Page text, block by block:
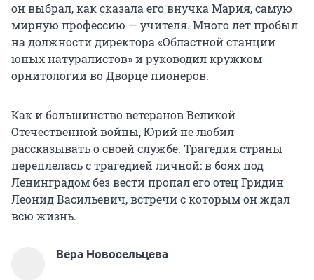
он выбрал, как сказала его внучка Мария, самую
мирную профессию — учителя. Много лет пробыл
на должности директора «Областной станции
юных натуралистов» и руководил кружком
орнитологии во Дворце пионеров.
Как и большинство ветеранов Великой
Отечественной войны, Юрий не любил
рассказывать о своей службе. Трагедия страны
переплелась с трагедией личной: в боях под
Ленинградом без вести пропал его отец Гридин
Леонид Васильевич, встречи с которым он ждал
всю жизнь.
Вера Новосельцева